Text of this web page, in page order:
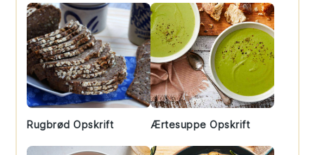
Rugbrød Opskrift Ærtesuppe Opskrift